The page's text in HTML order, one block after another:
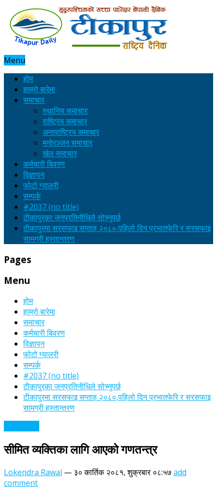
Menu
होम
हाम्रो बारेमा
समाचार
स्थानिय समाचार
राष्ट्रिय समाचार
अन्तराष्ट्रिय समाचार
मनोरञ्जन समाचार
खेल समाचार
कर्मचारी बिवरण
विज्ञापन
फोटो ग्यालरी
सम्पर्क
#2037 (no title)
टीकापुरका जनप्रतिनीधिले सोच्नुपर्छ
टीकापुरमा सरसफाइ सप्ताह २०८०,पहिलो दिन प्रभातफेरि र सरसफाइ
सामग्री हस्तान्तरण
Pages
Menu
होम
हाम्रो बारेमा
समाचार
कर्मचारी बिवरण
विज्ञापन
फोटो ग्यालरी
सम्पर्क
#2037 (no title)
टीकापुरका जनप्रतिनीधिले सोच्नुपर्छ
टीकापुरमा सरसफाइ सप्ताह २०८०,पहिलो दिन प्रभातफेरि र सरसफाइ
सामग्री हस्तान्तरण
सीमित व्यक्तिका लागि आएको गणतन्त्र
Lokendra Rawal — ३० कार्तिक २०८१, शुक्रबार ०८:५७add
comment